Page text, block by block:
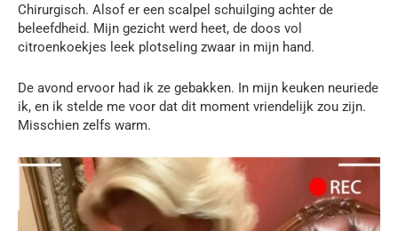
Chirurgisch. Alsof er een scalpel schuilging achter de
beleefdheid. Mijn gezicht werd heet, de doos vol
citroenkoekjes leek plotseling zwaar in mijn hand.
De avond ervoor had ik ze gebakken. In mijn keuken neuriede
ik, en ik stelde me voor dat dit moment vriendelijk zou zijn.
Misschien zelfs warm.